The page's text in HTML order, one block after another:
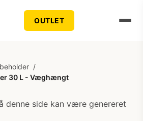
OUTLET
/
30 L - Væghængt
denne side kan være genereret